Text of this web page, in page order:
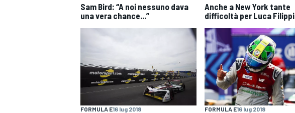
Sam Bird: “A noi nessuno dava
una vera chance...”
Anche a New York tante
difficoltà per Luca Filippi
FORMULA E16 lug 2018 FORMULA E16 lug 2018